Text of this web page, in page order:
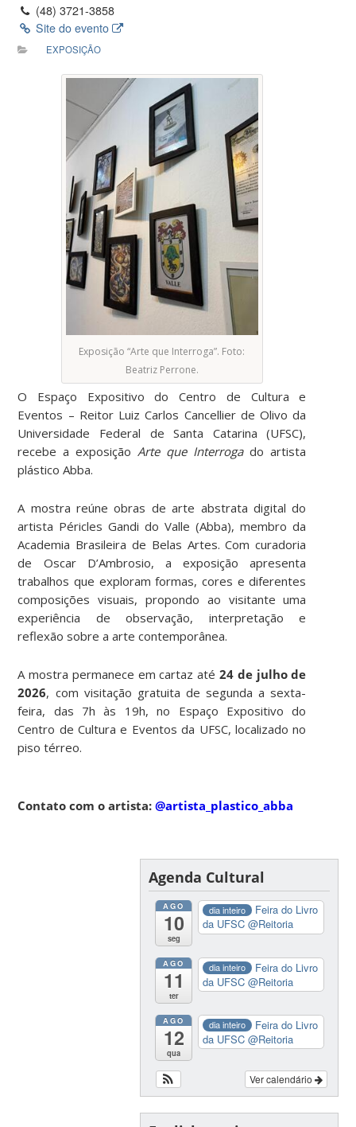
(48) 3721-3858
Site do evento
EXPOSIÇÃO
Exposição “Arte que Interroga”. Foto:
Beatriz Perrone.
O Espaço Expositivo do Centro de Cultura e
Eventos – Reitor Luiz Carlos Cancellier de Olivo da
Universidade Federal de Santa Catarina (UFSC),
recebe a exposiçãoArte que Interrogado artista
plástico Abba.
A mostra reúne obras de arte abstrata digital do
artista Péricles Gandi do Valle (Abba), membro da
Academia Brasileira de Belas Artes. Com curadoria
de Oscar D’Ambrosio, a exposição apresenta
trabalhos que exploram formas, cores e diferentes
composições visuais, propondo ao visitante uma
experiência de observação, interpretação e
reflexão sobre a arte contemporânea.
A mostra permanece em cartaz até 24 de julho de
2026, com visitação gratuita de segunda a sexta-
feira, das 7h às 19h, no Espaço Expositivo do
Centro de Cultura e Eventos da UFSC, localizado no
piso térreo.
Contato com o artista:@artista_plastico_abba
Agenda Cultural
AGO
10
seg
dia inteiro
Feira do Livro
da UFSC@Reitoria
AGO
11
ter
dia inteiro
Feira do Livro
da UFSC@Reitoria
AGO
12
qua
dia inteiro
Feira do Livro
da UFSC@Reitoria
Ver calendário